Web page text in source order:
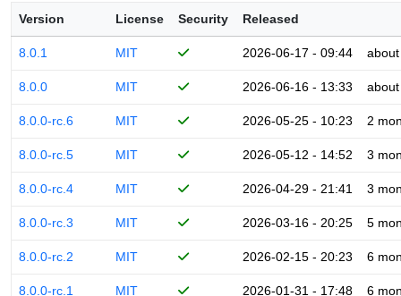
Version License Security Released
8.0.1 MIT 2026-06-17 - 09:44
8.0.0 MIT 2026-06-16 - 13:33
8.0.0-rc.6 MIT 2026-05-25 - 10:23 2
8.0.0-rc.5 MIT 2026-05-12 - 14:52 3
8.0.0-rc.4 MIT 2026-04-29 - 21:41 3
8.0.0-rc.3 MIT 2026-03-16 - 20:25 5
8.0.0-rc.2 MIT 2026-02-15 - 20:23 6
8.0.0-rc.1 MIT 2026-01-31 - 17:48 6